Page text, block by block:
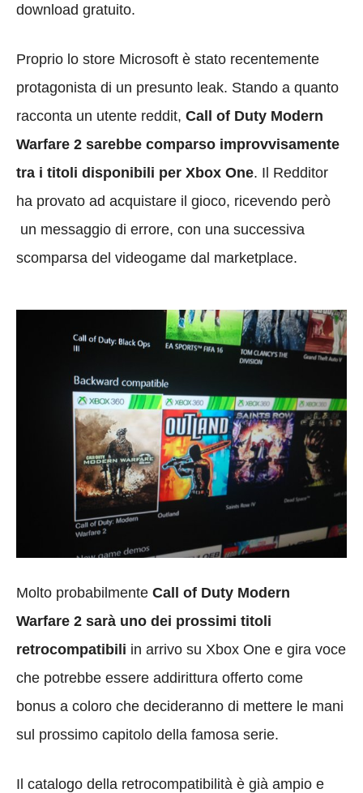
download gratuito.
Proprio lo store Microsoft è stato recentemente
protagonista di un presunto leak. Stando a quanto
racconta un utente reddit, Call of Duty Modern
Warfare 2 sarebbe comparso improvvisamente
tra i titoli disponibili per Xbox One. Il Redditor
ha provato ad acquistare il gioco, ricevendo però
un messaggio di errore, con una successiva
scomparsa del videogame dal marketplace.
Molto probabilmente Call of Duty Modern
Warfare 2 sarà uno dei prossimi titoli
retrocompatibili in arrivo su Xbox One e gira voce
che potrebbe essere addirittura offerto come
bonus a coloro che decideranno di mettere le mani
sul prossimo capitolo della famosa serie.
Il catalogo della retrocompatibilità è già ampio e